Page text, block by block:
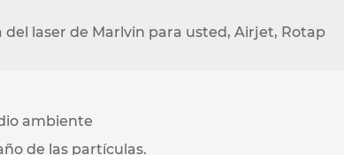
laser de Marlvin para usted, Airjet, Rotap
ambiente
de las partículas.